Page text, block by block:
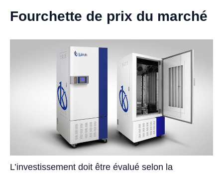
Fourchette de prix du marché
L’investissement doit être évalué selon la